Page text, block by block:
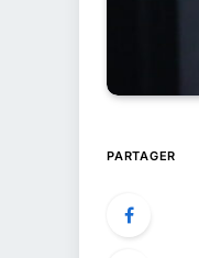
PARTAGER